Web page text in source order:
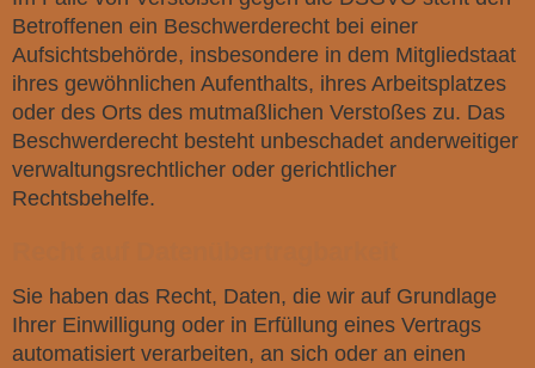
Betroffenen ein Beschwerderecht bei einer
Aufsichtsbehörde, insbesondere in dem Mitgliedstaat
ihres gewöhnlichen Aufenthalts, ihres Arbeitsplatzes
oder des Orts des mutmaßlichen Verstoßes zu. Das
Beschwerderecht besteht unbeschadet anderweitiger
verwaltungsrechtlicher oder gerichtlicher
Rechtsbehelfe.
Sie haben das Recht, Daten, die wir auf Grundlage
Ihrer Einwilligung oder in Erfüllung eines Vertrags
automatisiert verarbeiten, an sich oder an einen